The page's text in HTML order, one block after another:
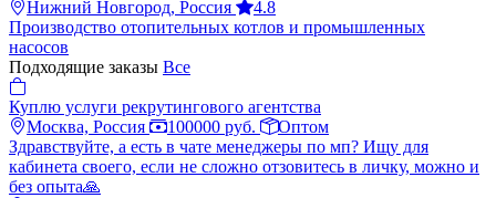
Нижний Новгород, Россия
4.8
Производство отопительных котлов и промышленных
насосов
Подходящие заказы Все
Куплю услуги рекрутингового агентства
Москва, Россия
100000 руб.
Оптом
Здравствуйте, а есть в чате менеджеры по мп? Ищу для
кабинета своего, если не сложно отзовитесь в личку, можно и
без опыта🙏